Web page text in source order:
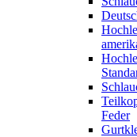
Feder